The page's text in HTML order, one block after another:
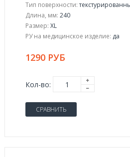
Тип поверхности:
Длина, мм: 240
Размер: XL
РУ на медицинское изделие: да
1290 РУБ
Кол-во:
СРАВНИТЬ